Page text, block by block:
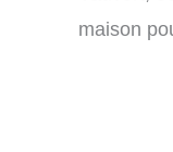
maison